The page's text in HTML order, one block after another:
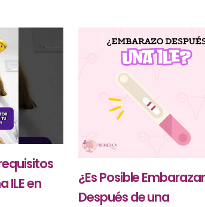
ILE en
¿Es Posible
Después de una